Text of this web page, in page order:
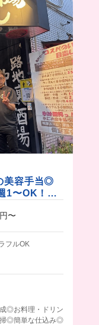
が秒で助けて
いけると思
気になる人は
美容手当◎
1〜OK！が
〜
フルOK
◎お料理・ドリン
◎簡単な仕込み◎